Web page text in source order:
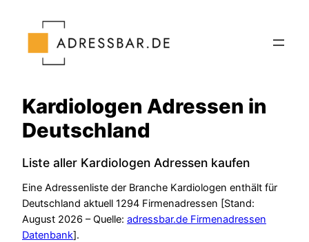
Kardiologen Adressen in
Deutschland
Liste aller Kardiologen Adressen kaufen
Eine Adressenliste der Branche Kardiologen enthält für
Deutschland aktuell 1294 Firmenadressen [Stand:
August 2026 – Quelle: adressbar.de Firmenadressen
Datenbank].